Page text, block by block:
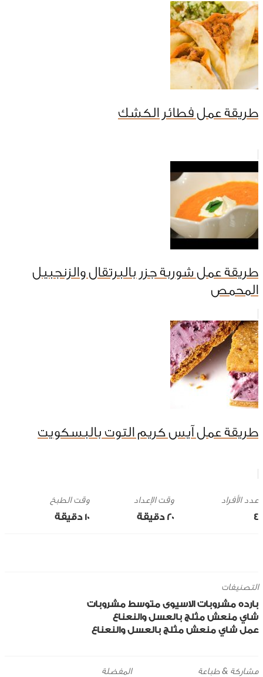
طريقة عمل فطائر الكشك
طريقة عمل شوربة جزر بالبرتقال والزنجبيل
المحمص
طريقة عمل آيس كريم التوت بالبسكويت
4
وقت الإعداد
20 ‎دقيقة
وقت الطبخ
10 ‎دقيقة
التصنيفات
بارده مشروبات الاسيوى متوسط مشروبات
شاي منعش مثلج بالعسل والنعناع
عمل شاي منعش مثلج بالعسل والنعناع
مشاركة & طباعة المفضلة